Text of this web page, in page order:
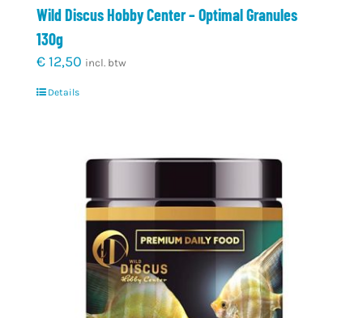
Wild Discus Hobby Center – Optimal Granules
130g
€12,50 incl. btw
Details